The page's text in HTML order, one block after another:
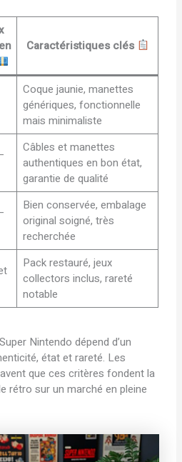
Caractéristiques clés
Coque jaunie, manettes
génériques, fonctionnelle
mais minimaliste
Câbles et manettes
authentiques en bon état,
garantie de qualité
Bien conservée, embalage
original soigné, très
recherchée
Pack restauré, jeux
collectors inclus, rareté
notable
Nintendo dépend d’un
état et rareté. Les
que ces critères fondent la
rétro sur un marché en pleine